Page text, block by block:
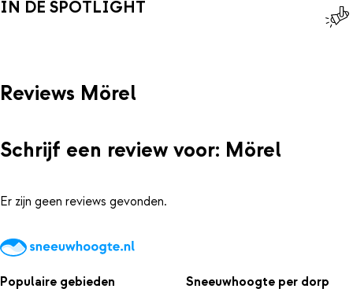
IN DE SPOTLIGHT
Reviews Mörel
Schrijf een review voor: Mörel
Er zijn geen reviews gevonden.
Populaire gebieden Sneeuwhoogte per dorp